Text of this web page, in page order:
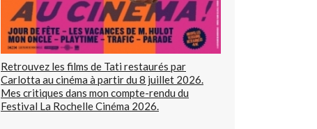
Retrouvez les films de Tati restaurés par
Carlotta au cinéma à partir du 8 juillet 2026.
Mes critiques dans mon compte-rendu du
Festival La Rochelle Cinéma 2026.